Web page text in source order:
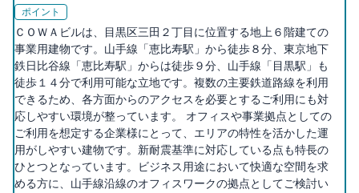
ポイント
ＣＯＷＡビルは、目黒区三田２丁目に位置する地上６階建ての
事業用建物です。山手線「恵比寿駅」から徒歩８分、東京地下
鉄日比谷線「恵比寿駅」からは徒歩９分、山手線「目黒駅」も
徒歩１４分で利用可能な立地です。複数の主要鉄道路線を利用
できるため、各方面からのアクセスを必要とするご利用にも対
応しやすい環境が整っています。 オフィスや事業拠点としての
ご利用を想定する企業様にとって、エリアの特性を活かした運
用がしやすい建物です。新耐震基準に対応している点も特長の
ひとつとなっています。ビジネス用途において快適な空間を求
める方に、山手線沿線のオフィスワークの拠点としてご検討い